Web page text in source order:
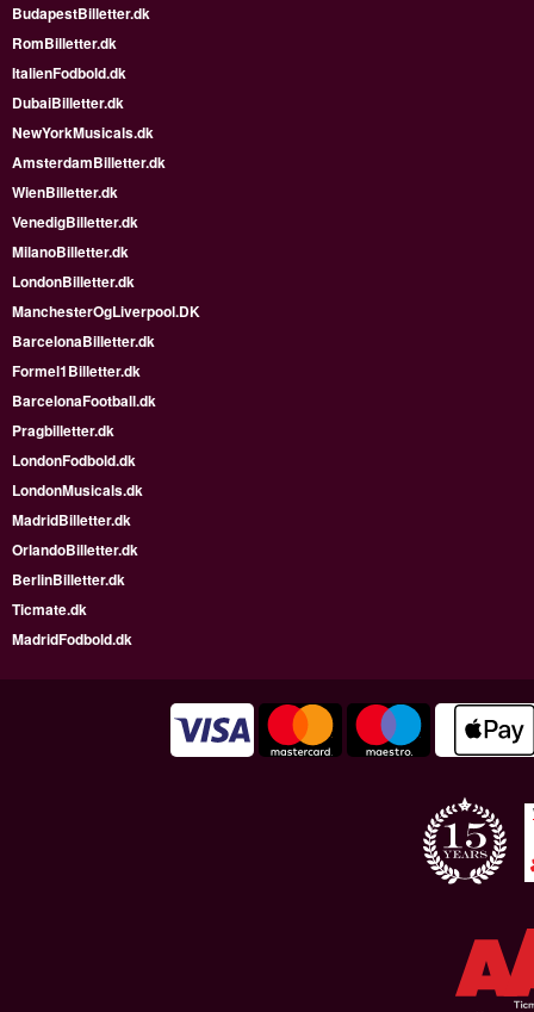
BudapestBilletter.dk
RomBilletter.dk
ItalienFodbold.dk
DubaiBilletter.dk
NewYorkMusicals.dk
AmsterdamBilletter.dk
WienBilletter.dk
VenedigBilletter.dk
MilanoBilletter.dk
LondonBilletter.dk
ManchesterOgLiverpool.DK
BarcelonaBilletter.dk
Formel1Billetter.dk
BarcelonaFootball.dk
Pragbilletter.dk
LondonFodbold.dk
LondonMusicals.dk
MadridBilletter.dk
OrlandoBilletter.dk
BerlinBilletter.dk
Ticmate.dk
MadridFodbold.dk